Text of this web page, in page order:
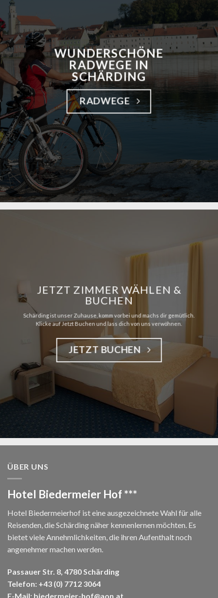
WUNDERSCHÖNE
RADWEGE IN
SCHÄRDING
RADWEGE
JETZT ZIMMER WÄHLEN &
BUCHEN
Schärding ist unser Zuhause, komm vorbei und machs dir gemütlich.
Klicke auf Jetzt Buchen und lass dich von uns verwöhnen.
JETZT BUCHEN
ÜBER UNS
Hotel Biedermeier Hof ***
Hotel Biedermeierhof ist eine ausgezeichnete Wahl für alle
Reisenden, die Schärding näher kennenlernen möchten. Es
bietet viele Annehmlichkeiten, die ihren Aufenthalt noch
angenehmer machen werden.
Passauer Str. 8, 4780 Schärding
Telefon: +43 (0) 7712 3064
E-Mail: biedermeier-hof@aon.at